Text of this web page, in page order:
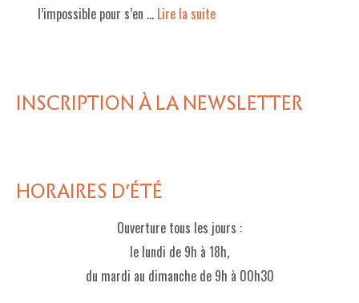
UNE LIBRAIRIE INDÉPENDANTE
INFOS & ACCESSIBILITÉ
l’impossible pour s’en … Lire la suite­­
INSCRIPTION À LA NEWSLETTER
HORAIRES D'ÉTÉ
Ouverture tous les jours :
le lundi de 9h à 18h,
du mardi au dimanche de 9h à 00h30